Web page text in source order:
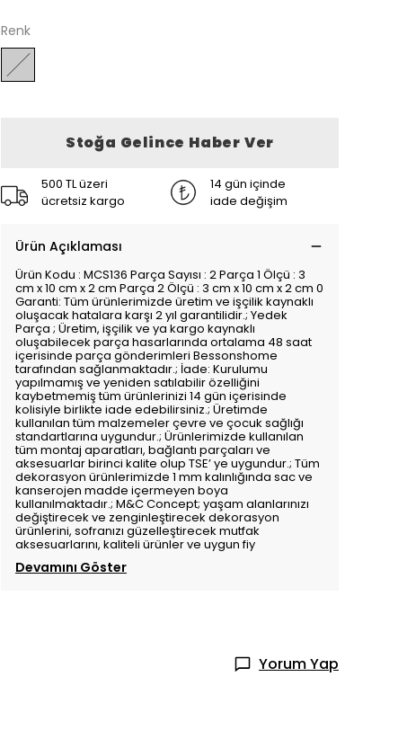
Renk
Stoğa Gelince Haber Ver
500 TL üzeri
ücretsiz kargo
14 gün içinde
iade değişim
Ürün Açıklaması
Ürün Kodu : MCS136 Parça Sayısı : 2 Parça 1 Ölçü : 3
cm x 10 cm x 2 cm Parça 2 Ölçü : 3 cm x 10 cm x 2 cm 0
Garanti: Tüm ürünlerimizde üretim ve işçilik kaynaklı
oluşacak hatalara karşı 2 yıl garantilidir.; Yedek
Parça ; Üretim, işçilik ve ya kargo kaynaklı
oluşabilecek parça hasarlarında ortalama 48 saat
içerisinde parça gönderimleri Bessonshome
tarafından sağlanmaktadır.; İade: Kurulumu
yapılmamış ve yeniden satılabilir özelliğini
kaybetmemiş tüm ürünlerinizi 14 gün içerisinde
kolisiyle birlikte iade edebilirsiniz.; Üretimde
kullanılan tüm malzemeler çevre ve çocuk sağlığı
standartlarına uygundur.; Ürünlerimizde kullanılan
tüm montaj aparatları, bağlantı parçaları ve
aksesuarlar birinci kalite olup TSE’ ye uygundur.; Tüm
dekorasyon ürünlerimizde 1 mm kalınlığında sac ve
kanserojen madde içermeyen boya
kullanılmaktadır.; M&C Concept; yaşam alanlarınızı
değiştirecek ve zenginleştirecek dekorasyon
ürünlerini, sofranızı güzelleştirecek mutfak
aksesuarlarını, kaliteli ürünler ve uygun fiy
Devamını Göster
Yorum Yap